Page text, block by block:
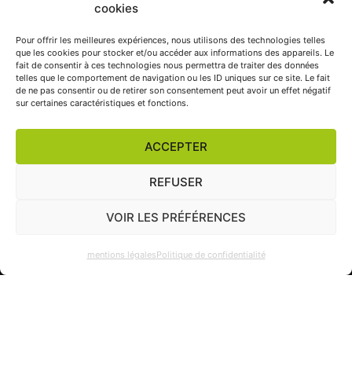
cookies
Pour offrir les meilleures expériences, nous utilisons des technologies telles
que les cookies pour stocker et/ou accéder aux informations des appareils. Le
fait de consentir à ces technologies nous permettra de traiter des données
telles que le comportement de navigation ou les ID uniques sur ce site. Le fait
de ne pas consentir ou de retirer son consentement peut avoir un effet négatif
sur certaines caractéristiques et fonctions.
ACCEPTER
REFUSER
VOIR LES PRÉFÉRENCES
mentions légalesPolitique de confidentialité
06 17 97 63 34